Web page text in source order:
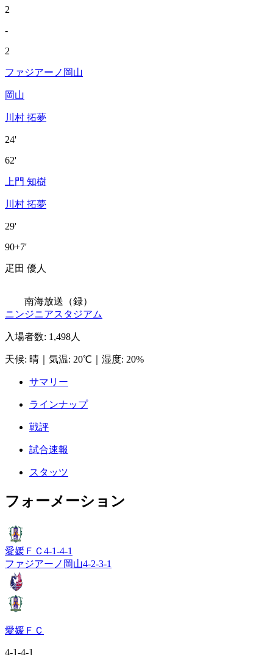
2
-
2
ファジアーノ岡山
岡山
川村 拓夢
24'
62'
上門 知樹
川村 拓夢
29'
90+7'
疋田 優人
南海放送（録）
ニンジニアスタジアム
入場者数: 1,498人
天候: 晴 気温: 20℃ 湿度: 20%
サマリー
ラインナップ
戦評
試合速報
スタッツ
フォーメーション
愛媛ＦＣ 4-1-4-1
ファジアーノ岡山4-2-3-1
愛媛ＦＣ
4-1-4-1